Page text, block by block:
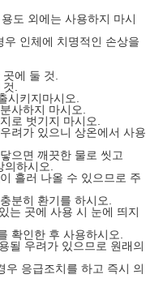
도 외에는 사용하지 마시
인체에 치명적인 손상을
에 둘 것.
.
시키지마시오.
사하지 마시오.
로 벗기지 마시오.
려가 있으니 상온에서 사용
으면 깨끗한 물로 씻고
하시오.
흘러 나올 수 있으므로 주
분히 환기를 하시오.
는 곳에 사용 시 눈에 띄지
확인한 후 사용하시오.
될 우려가 있으므로 원래의
우 응급조치를 하고 즉시 의